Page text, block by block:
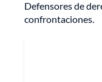
Defensores de
confrontaciones.